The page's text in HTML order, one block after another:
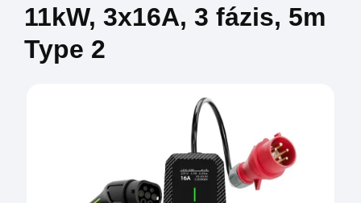
11kW, 3x16A, 3 fázis, 5m
Type 2